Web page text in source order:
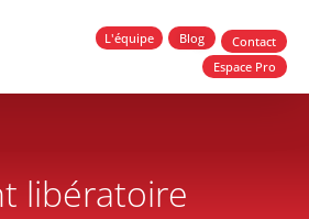
L'équipe Blog
Contact
Espace Pro
libératoire